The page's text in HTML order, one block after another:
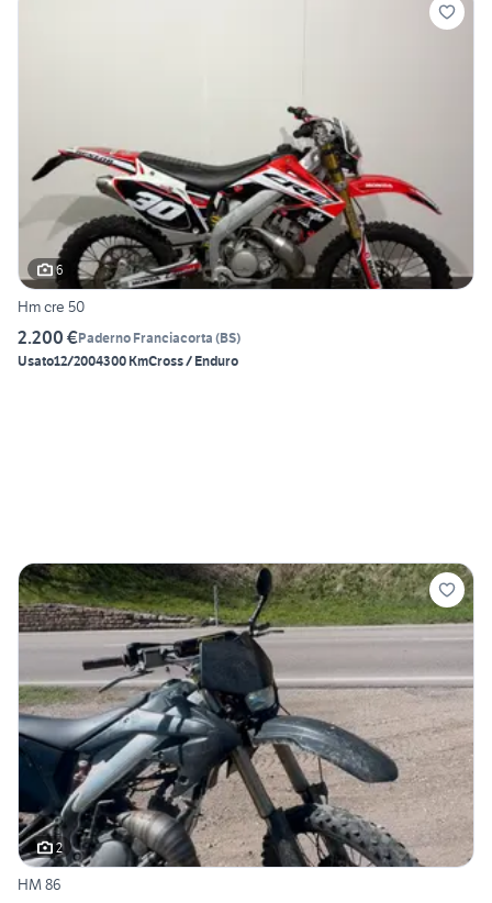
6
Hm cre 50
2.200 €Paderno Franciacorta (BS)
Usato12/2004300 KmCross / Enduro
2
HM 86